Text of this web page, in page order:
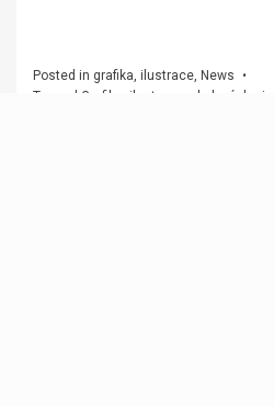
Posted in grafika, ilustrace, News
Tagged Grafika ilustrace obalový design